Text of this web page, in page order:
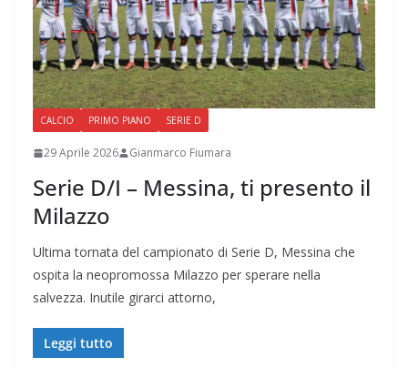
CALCIO PRIMO PIANO SERIE D
29 Aprile 2026 Gianmarco Fiumara
Serie D/I – Messina, ti presento il
Milazzo
Ultima tornata del campionato di Serie D, Messina che
ospita la neopromossa Milazzo per sperare nella
salvezza. Inutile girarci attorno,
Leggi tutto